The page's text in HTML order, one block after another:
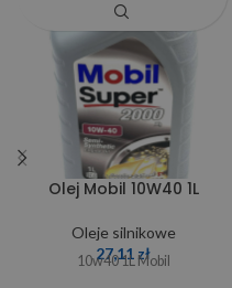
Olej Mobil 10W40 1L
Oleje silnikowe
27,11 zł
10w40 1L Mobil